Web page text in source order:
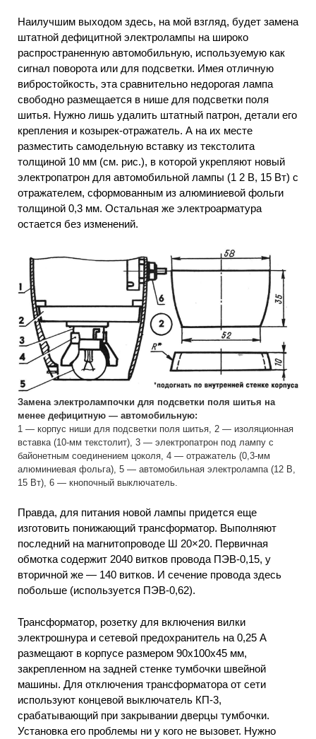
Наилучшим выходом здесь, на мой взгляд, будет замена
штатной дефицитной электролампы на широко
распространенную автомобильную, используемую как
сигнал поворота или для подсветки. Имея отличную
вибростойкость, эта сравнительно недорогая лампа
свободно размещается в нише для подсветки поля
шитья. Нужно лишь удалить штатный патрон, детали его
крепления и козырек-отражатель. А на их месте
разместить самодельную вставку из текстолита
толщиной 10 мм (см. рис.), в которой укрепляют новый
электропатрон для автомобильной лампы (1 2 В, 15 Вт) с
отражателем, сформованным из алюминиевой фольги
толщиной 0,3 мм. Остальная же электроарматура
остается без изменений.
Замена электролампочки для подсветки поля шитья на
менее дефицитную — автомобильную:
1 — корпус ниши для подсветки поля шитья, 2 — изоляционная
вставка (10-мм текстолит), 3 — электропатрон под лампу с
байонетным соединением цоколя, 4 — отражатель (0,3-мм
алюминиевая фольга), 5 — автомобильная электролампа (12 В,
15 Вт), 6 — кнопочный выключатель.
Правда, для питания новой лампы придется еще
изготовить понижающий трансформатор. Выполняют
последний на магнитопроводе Ш 20×20. Первичная
обмотка содержит 2040 витков провода ПЭВ-0,15, у
вторичной же — 140 витков. И сечение провода здесь
побольше (используется ПЭВ-0,62).
Трансформатор, розетку для включения вилки
электрошнура и сетевой предохранитель на 0,25 А
размещают в корпусе размером 90x100x45 мм,
закрепленном на задней стенке тумбочки швейной
машины. Для отключения трансформатора от сети
используют концевой выключатель КП-3,
срабатывающий при закрывании дверцы тумбочки.
Установка его проблемы ни у кого не вызовет. Нужно